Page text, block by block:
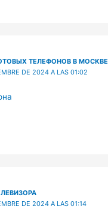
ТЕЛЕФОНОВ В МОСКВЕ
DE 2024 A LAS 01:02
DE 2024 A LAS 01:14